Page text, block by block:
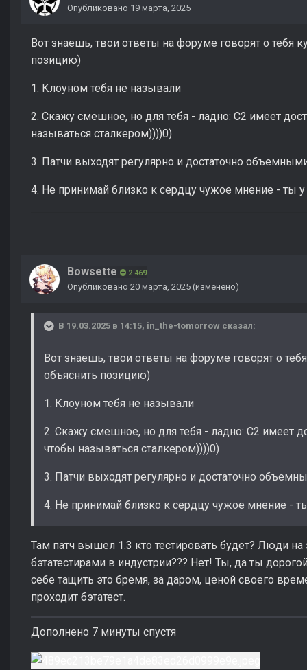
Опубликовано 19 марта, 2025
Вот знаешь, твои ответы на форуме говорят о тебя
позицию)
1. Клоуном тебя не называли
2. Скажу смешное, но для тебя - ладно: С2 имеет
называться сталкером))))0)
3. Патчи выходят регулярно и достаточно
4. Не принимай близко к сердцу чужое мнение - ты у
Bowsette 2 469
Опубликовано 20 марта, 2025 (изменено)
В 19.03.2025 в 14:15, in_the-tomorrow сказал:
Вот знаешь, твои ответы на форуме говорят о
объяснить позицию)
1. Клоуном тебя не называли
2. Скажу смешное, но для тебя - ладно: С2 имеет
чтобы называться сталкером))))0)
3. Патчи выходят регулярно и достаточно
4. Не принимай близко к сердцу чужое мнение -
Там патч вышел 1.3 кто тестировать будет? Люди
бэтатестирами в индустрии??? Нет! Ты, да ты
себе тащить это бремя, за даром, ценой своего
проходит бэтатест.
Дополнено 7 минуты спустя